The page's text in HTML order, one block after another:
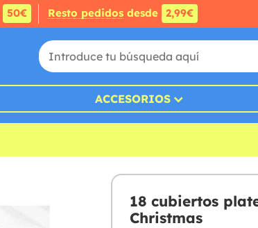
50€ Resto pedidosdesde 2,99€
ACCESORIOS
18 cubiertos
Christmas